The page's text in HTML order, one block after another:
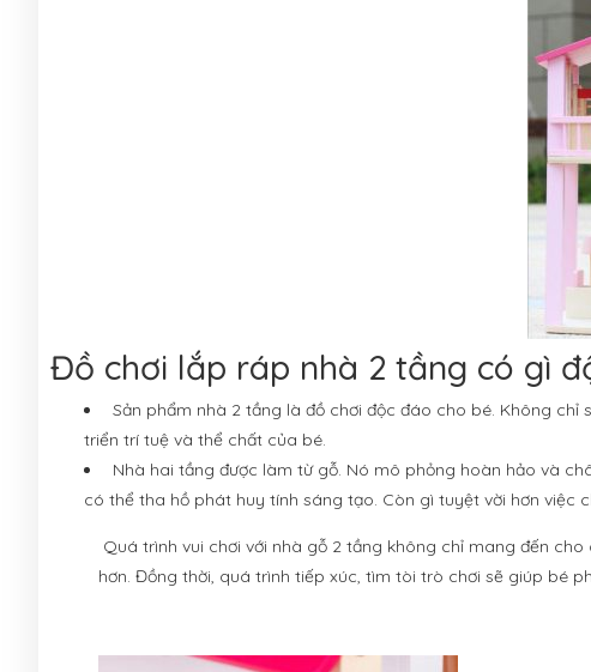
Đồ chơi lắp ráp nhà 2 tầng có gì
Sản phẩm nhà 2 tầng là đồ chơi độc đáo cho bé. Không
triển trí tuệ và thể chất của bé.
Nhà hai tầng được làm từ gỗ. Nó mô phỏng hoàn hảo và
có thể tha hồ phát huy tính sáng tạo. Còn gì tuyệt vời hơn việc
Quá trình vui chơi với nhà gỗ 2 tầng không chỉ mang đến
hơn. Đồng thời, quá trình tiếp xúc, tìm tòi trò chơi sẽ giúp bé